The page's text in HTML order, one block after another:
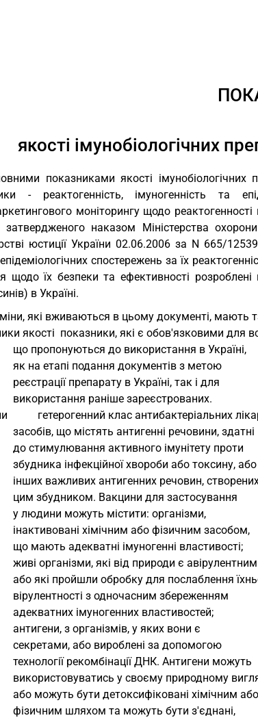
якості імунобіологічних
показниками якості імунобіологічних
- реактогенність, імуногенність та
моніторингу щодо
затвердженого наказом Міністерства
юстиції України 02.06.2006 за N 665/
епідеміологічних спостережень за їх
щодо їх безпеки та ефективності розроблені
в Україні.
які вживаються в цьому документі, мають
якості  показники, які є обов'язковими для
                   що пропонуються до використання в Україні,
                   як на етапі подання документів з метою
                   реєстрації препарату в Україні, так і для
                   використання раніше зареєстрованих.
гетерогенний клас антибактеріальних
                   засобів, що містять антигенні речовини, здатні
                   до стимулювання активного імунітету проти
                   збудника інфекційної хвороби або токсину, або
інших важливих антигенних речовин,
                   цим збудником. Вакцини для застосування
                   у людини можуть містити: організми,
                   інактивовані хімічним або фізичним засобом,
                   що мають адекватні імуногенні властивості;
живі організми, які від природи є
або які пройшли обробку для послаблення
                   вірулентності з одночасним збереженням
                   адекватних імуногенних властивостей;
                   антигени, з організмів, у яких вони є
                   секретами, або вироблені за допомогою
                   технології рекомбінації ДНК. Антигени можуть
використовуватись у своєму природному
                   або можуть бути детоксифіковані хімічним або
                   фізичним шляхом та можуть бути з'єднані,